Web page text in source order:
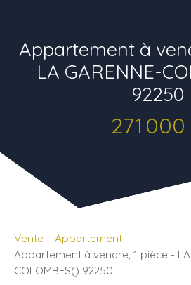
Appartement à
LA GARENNE-
92250
271 000
Vente
Appartement
Appartement à vendre, 1 pièce - LA
COLOMBES() 92250